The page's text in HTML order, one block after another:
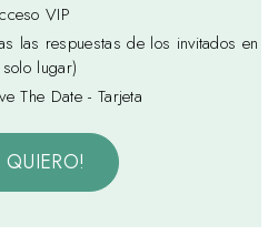
VIP
las respuestas de los invitados en
lugar)
The Date - Tarjeta
QUIERO!